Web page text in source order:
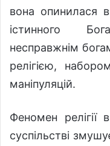
вона опинилася
істинного
несправжнім
релігією,
маніпуляцій.
Феномен релігії
суспільстві